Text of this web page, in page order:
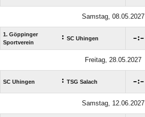
Samstag, 08.05.2027
1. Göppinger
Sportverein
: SC Uhingen :
Freitag, 28.05.2027
SC Uhingen : TSG Salach :
Samstag, 12.06.2027